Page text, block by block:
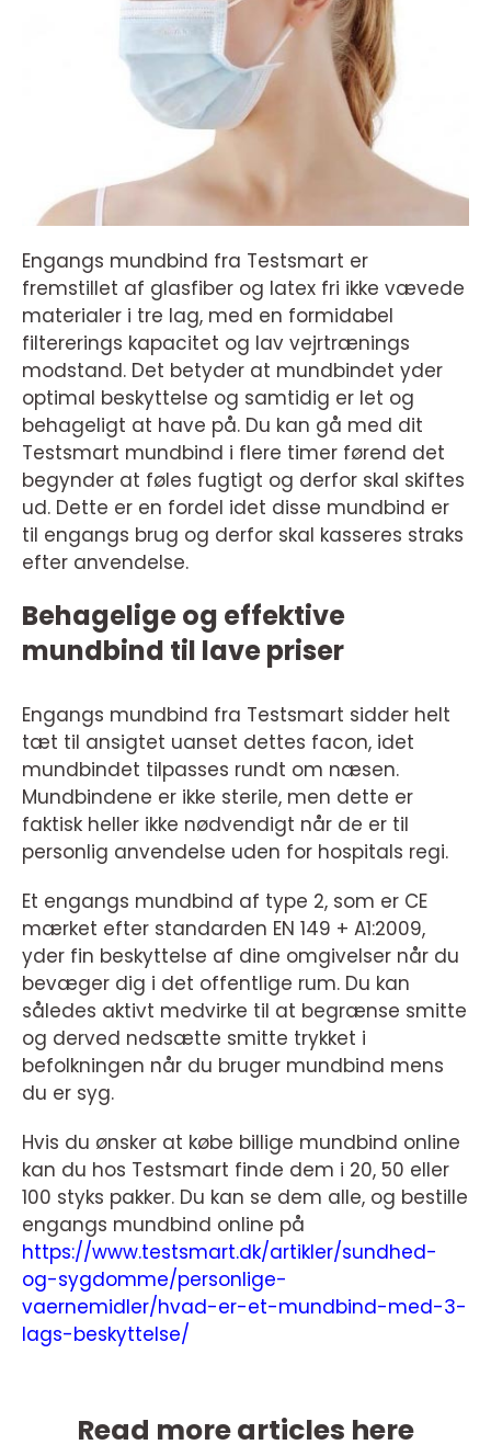
Engangs mundbind fra Testsmart er
fremstillet af glasfiber og latex fri ikke vævede
materialer i tre lag, med en formidabel
filtererings kapacitet og lav vejrtrænings
modstand. Det betyder at mundbindet yder
optimal beskyttelse og samtidig er let og
behageligt at have på. Du kan gå med dit
Testsmart mundbind i flere timer førend det
begynder at føles fugtigt og derfor skal skiftes
ud. Dette er en fordel idet disse mundbind er
til engangs brug og derfor skal kasseres straks
efter anvendelse.
Behagelige og effektive
mundbind til lave priser
Engangs mundbind fra Testsmart sidder helt
tæt til ansigtet uanset dettes facon, idet
mundbindet tilpasses rundt om næsen.
Mundbindene er ikke sterile, men dette er
faktisk heller ikke nødvendigt når de er til
personlig anvendelse uden for hospitals regi.
Et engangs mundbind af type 2, som er CE
mærket efter standarden EN 149 + A1:2009,
yder fin beskyttelse af dine omgivelser når du
bevæger dig i det offentlige rum. Du kan
således aktivt medvirke til at begrænse smitte
og derved nedsætte smitte trykket i
befolkningen når du bruger mundbind mens
du er syg.
Hvis du ønsker at købe billige mundbind online
kan du hos Testsmart finde dem i 20, 50 eller
100 styks pakker. Du kan se dem alle, og bestille
engangs mundbind online på
https://www.testsmart.dk/artikler/sundhed-
og-sygdomme/personlige-
vaernemidler/hvad-er-et-mundbind-med-3-
lags-beskyttelse/
Read more articles here